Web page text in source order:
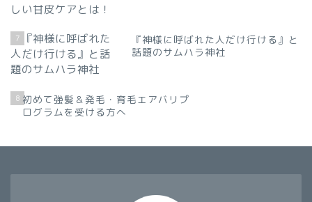
7
『神様に呼ばれた人だけ行ける』と
話題のサムハラ神社
8 初めて強髪＆発毛・育毛エアバリプ
ログラムを受ける方へ